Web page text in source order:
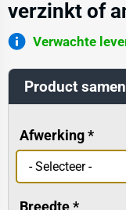
verzinkt of
Verwachte
Product
Afwerking
Breedte